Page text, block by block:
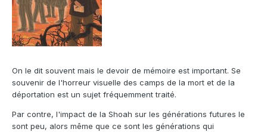
On le dit souvent mais le devoir de mémoire est important. Se
souvenir de l'horreur visuelle des camps de la mort et de la
déportation est un sujet fréquemment traité.
Par contre, l'impact de la Shoah sur les générations futures le
sont peu, alors même que ce sont les générations qui